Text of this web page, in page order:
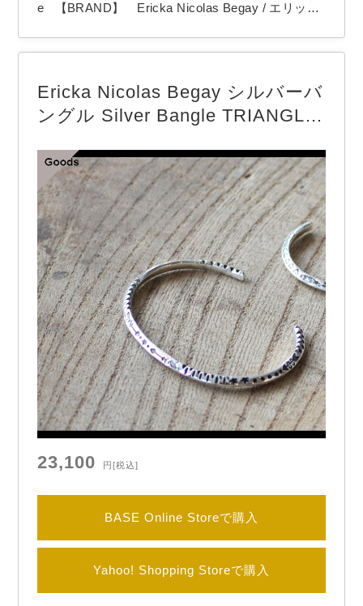
e 【BRAND】 Ericka Nicolas Begay / エリッカ
las Begay（エリッカ ニコラス ビゲイ）】 1996年
をシルバーの塊を溶かす工程から…
Ericka Nicolas Begay シルバーバ
ングル Silver Bangle TRIANGLE-
23,100 円[税込]
BASE Online Storeで購入
Yahoo! Shopping Storeで購入